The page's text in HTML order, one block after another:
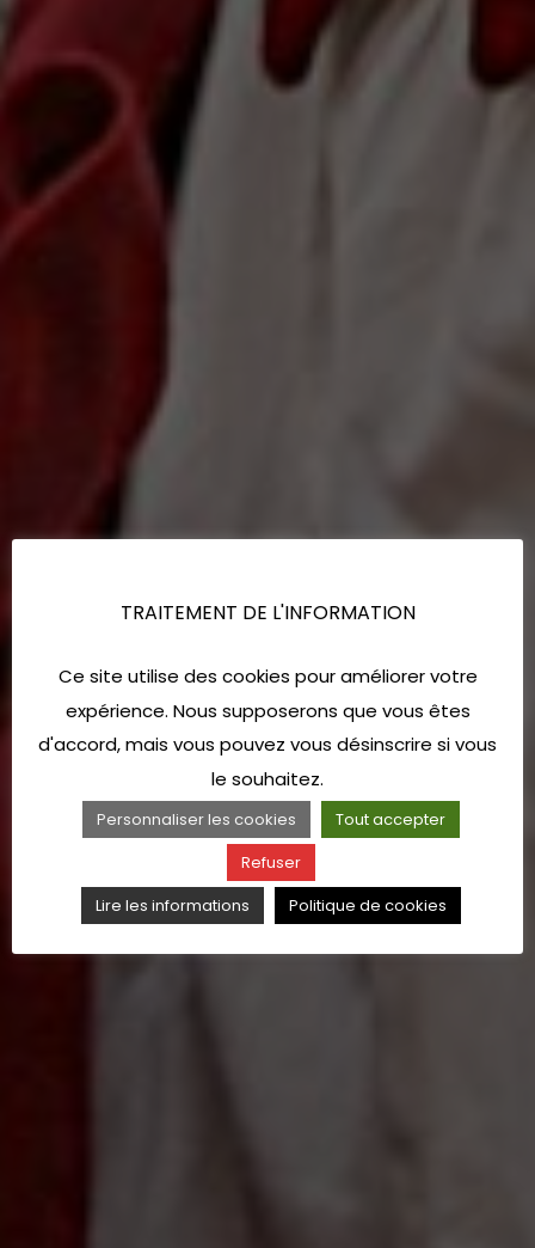
TRAITEMENT DE L'INFORMATION
Ce site utilise des cookies pour améliorer votre
expérience. Nous supposerons que vous êtes
d'accord, mais vous pouvez vous désinscrire si vous
le souhaitez.
Personnaliser les cookies
Tout accepter
Refuser
Lire les informations
Politique de cookies